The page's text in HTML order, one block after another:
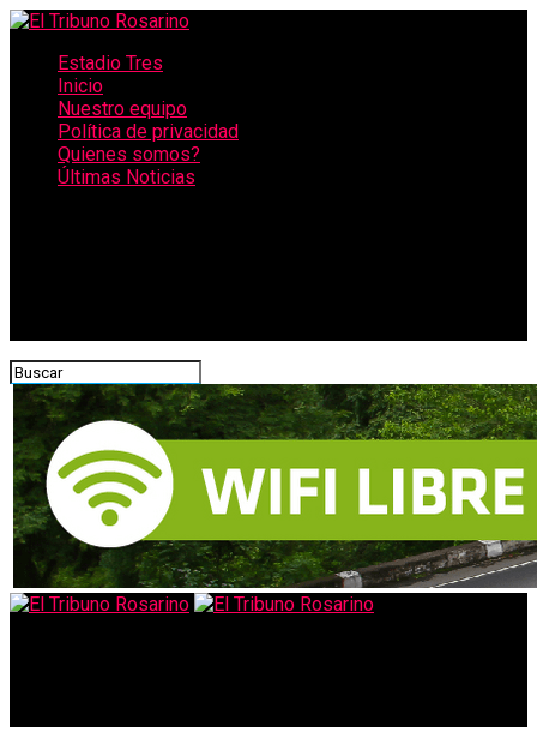
Estadio Tres
Inicio
Nuestro equipo
Política de privacidad
Quienes somos?
Últimas Noticias